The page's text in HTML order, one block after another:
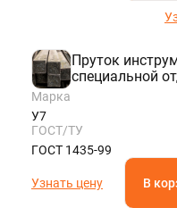
Пруток
специальной
Марка
У7
ГОСТ/ТУ
ГОСТ 1435-99
Узнать цену В